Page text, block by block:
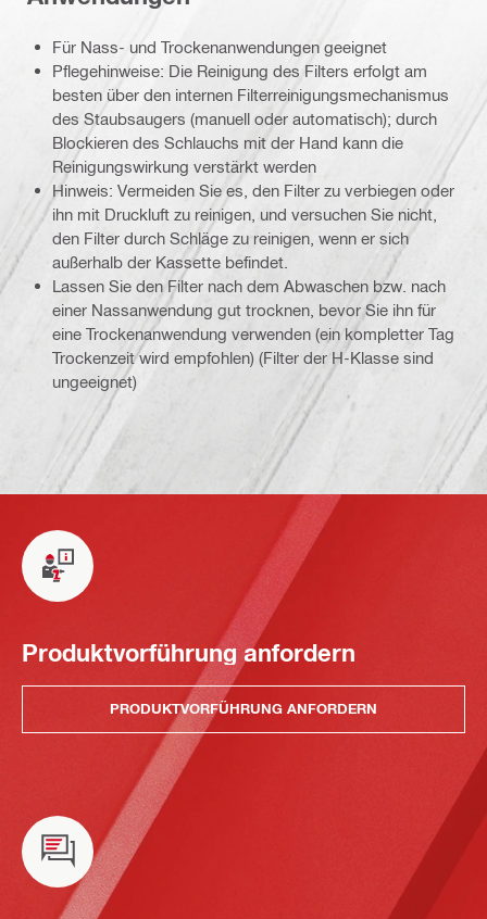
Für Nass- und Trockenanwendungen geeignet
Pflegehinweise: Die Reinigung des Filters erfolgt am
besten über den internen Filterreinigungsmechanismus
des Staubsaugers (manuell oder automatisch); durch
Blockieren des Schlauchs mit der Hand kann die
Reinigungswirkung verstärkt werden
Hinweis: Vermeiden Sie es, den Filter zu verbiegen oder
ihn mit Druckluft zu reinigen, und versuchen Sie nicht,
den Filter durch Schläge zu reinigen, wenn er sich
außerhalb der Kassette befindet.
Lassen Sie den Filter nach dem Abwaschen bzw. nach
einer Nassanwendung gut trocknen, bevor Sie ihn für
eine Trockenanwendung verwenden (ein kompletter Tag
Trockenzeit wird empfohlen) (Filter der H-Klasse sind
ungeeignet)
Produktvorführung anfordern
PRODUKTVORFÜHRUNG ANFORDERN